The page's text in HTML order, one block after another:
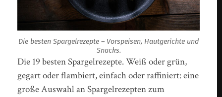
Die besten Spargelrezepte – Vorspeisen, Hautgerichte und
Snacks.
Die 19 besten Spargelrezepte. Weiß oder grün,
gegart oder flambiert, einfach oder raffiniert: eine
große Auswahl an Spargelrezepten zum